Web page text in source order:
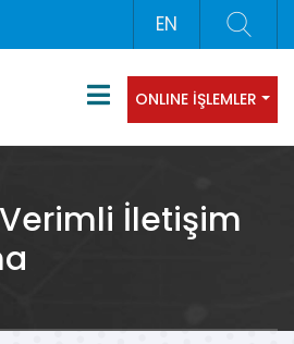
EN
ONLINE İŞLEMLER
İletişim